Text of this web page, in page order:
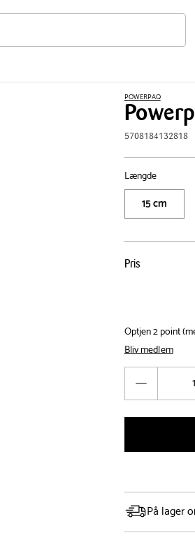
POWERPAQ
5708184132818
Længde
15 cm
Pris
Pris
Optjen 2 point
Bliv medlem
På lager